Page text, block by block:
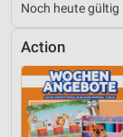
Noch heute gültig
Action